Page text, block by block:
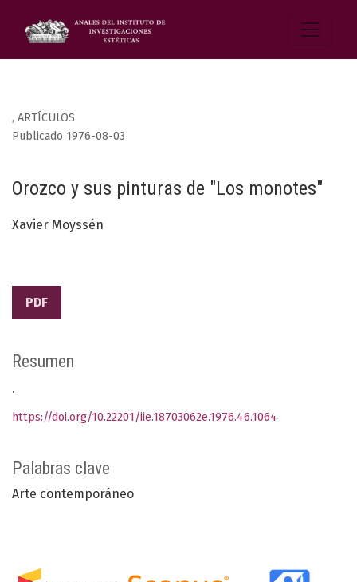
, ARTÍCULOS
Orozco y sus pinturas de "Los monotes"
Publicado 1976-08-03
Xavier Moyssén
PDF
Palabras clave
Arte contemporáneo
Resumen
.
https://doi.org/10.22201/iie.18703062e.1976.46.1064